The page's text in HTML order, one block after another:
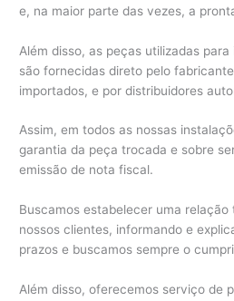
e, na maior parte das vezes, a
Além disso, as peças utilizadas
são fornecidas direto pelo
importados, e por distribuidores
Assim, em todos as nossas
garantia da peça trocada e sobre
emissão de nota fiscal.
Buscamos estabelecer uma
nossos clientes, informando e
prazos e buscamos sempre o
Além disso, oferecemos serviço de